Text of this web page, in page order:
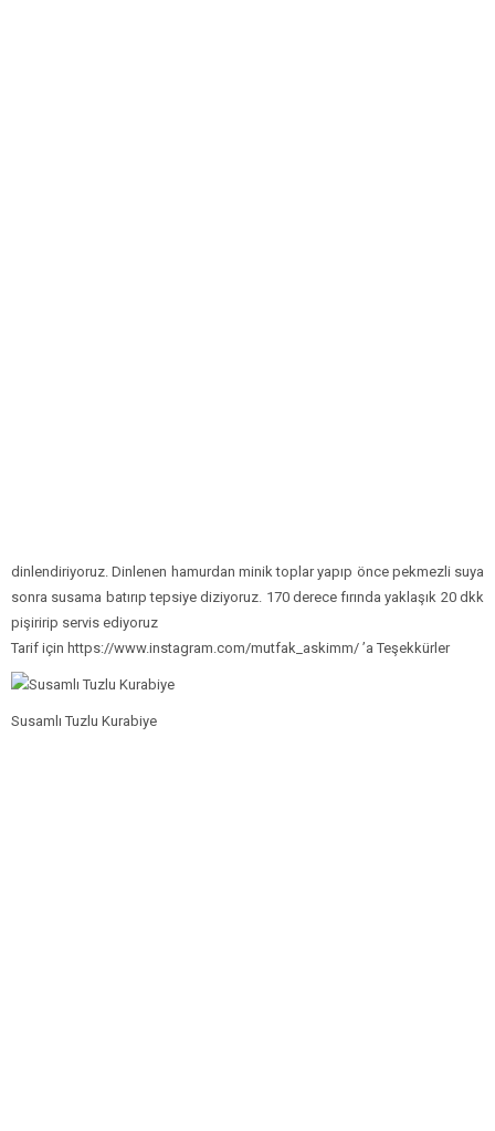
dinlendiriyoruz. Dinlenen hamurdan minik toplar yapıp önce pekmezli suya
sonra susama batırıp tepsiye diziyoruz. 170 derece fırında yaklaşık 20 dkk
pişiririp servis ediyoruz
Tarif için https://www.instagram.com/mutfak_askimm/ ’a Teşekkürler
Susamlı Tuzlu Kurabiye